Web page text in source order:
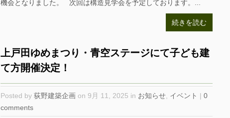
機会となりました。 次回は構造見学会を予定しております。...
続きを読む
上戸田ゆめまつり・青空ステージにて子ども建
て方開催決定！
Posted by 荻野建築企画 on 9月 11, 2025 in お知らせ イベント | 0
comments